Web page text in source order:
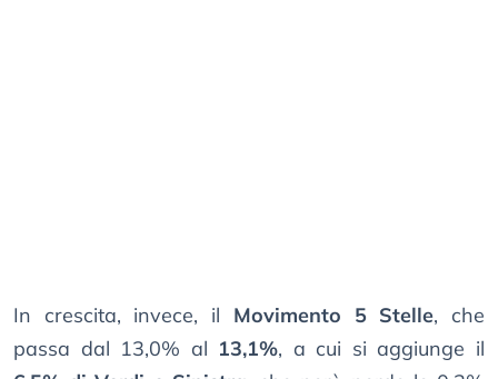
In crescita, invece, il Movimento 5 Stelle, che
passa dal 13,0% al 13,1%, a cui si aggiunge il